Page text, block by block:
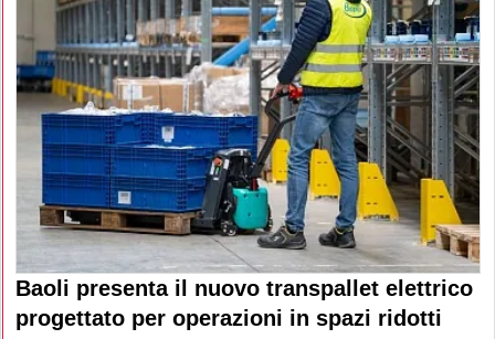
Baoli presenta il nuovo transpallet elettrico
progettato per operazioni in spazi ridotti